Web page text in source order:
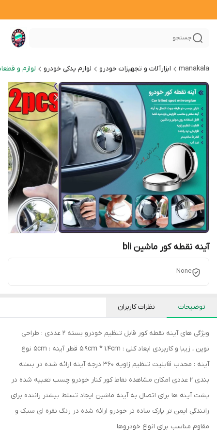
جستجو
manakala ابزارآلات و تجهیزات خودرو لوازم یدکی خودرو لوازم و
آینه نقطه کور ماشین bli
None
توضیحات نظرات کاربران
ویژگی های آینه نقطه کور قابل تنظیم خودرو بسته 2 عددی : طراحی
نوین ، زیبا و کاربردی ابعاد کلی : 5.9cm * 1.4cm قطر آینه : 5cm نوع
آینه : محدب قابلیت تنظیم زاویه 360 درجه آینه ارائه شده در بسته
بندی 2 عددی امکان مشاهده نقاط کور کنار خودرو چسب تعبیه شده در
پشت آینه ها برای اتصال به آینه ماشین ایجاد تسلط بیشتر راننده برای
رانندگی ایمن تر پارک ساده تر خودرو ارائه شده در رنگ نقره ای سبک و
مقاوم مناسب برای انواع خودروها